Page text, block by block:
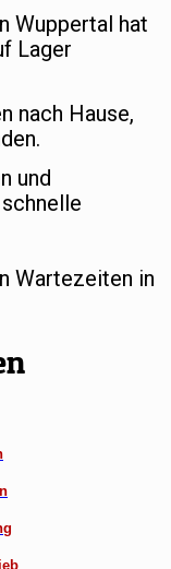
Wuppertal hat
Lager
nach Hause,
und
Wartezeiten in